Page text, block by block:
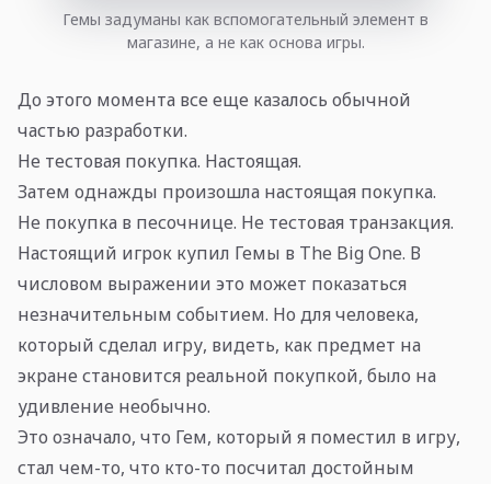
Гемы задуманы как вспомогательный элемент в
магазине, а не как основа игры.
До этого момента все еще казалось обычной
частью разработки.
Не тестовая покупка. Настоящая.
Затем однажды произошла настоящая покупка.
Не покупка в песочнице. Не тестовая транзакция.
Настоящий игрок купил Гемы в The Big One. В
числовом выражении это может показаться
незначительным событием. Но для человека,
который сделал игру, видеть, как предмет на
экране становится реальной покупкой, было на
удивление необычно.
Это означало, что Гем, который я поместил в игру,
стал чем-то, что кто-то посчитал достойным